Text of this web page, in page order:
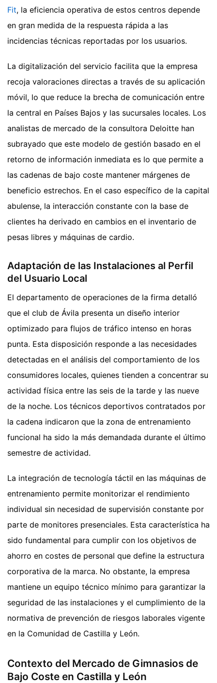
Fit, la eficiencia operativa de estos centros depende
en gran medida de la respuesta rápida a las
incidencias técnicas reportadas por los usuarios.
La digitalización del servicio facilita que la empresa
recoja valoraciones directas a través de su aplicación
móvil, lo que reduce la brecha de comunicación entre
la central en Países Bajos y las sucursales locales. Los
analistas de mercado de la consultora Deloitte han
subrayado que este modelo de gestión basado en el
retorno de información inmediata es lo que permite a
las cadenas de bajo coste mantener márgenes de
beneficio estrechos. En el caso específico de la capital
abulense, la interacción constante con la base de
clientes ha derivado en cambios en el inventario de
pesas libres y máquinas de cardio.
Adaptación de las Instalaciones al Perfil
del Usuario Local
El departamento de operaciones de la firma detalló
que el club de Ávila presenta un diseño interior
optimizado para flujos de tráfico intenso en horas
punta. Esta disposición responde a las necesidades
detectadas en el análisis del comportamiento de los
consumidores locales, quienes tienden a concentrar su
actividad física entre las seis de la tarde y las nueve
de la noche. Los técnicos deportivos contratados por
la cadena indicaron que la zona de entrenamiento
funcional ha sido la más demandada durante el último
semestre de actividad.
La integración de tecnología táctil en las máquinas de
entrenamiento permite monitorizar el rendimiento
individual sin necesidad de supervisión constante por
parte de monitores presenciales. Esta característica ha
sido fundamental para cumplir con los objetivos de
ahorro en costes de personal que define la estructura
corporativa de la marca. No obstante, la empresa
mantiene un equipo técnico mínimo para garantizar la
seguridad de las instalaciones y el cumplimiento de la
normativa de prevención de riesgos laborales vigente
en la Comunidad de Castilla y León.
Contexto del Mercado de Gimnasios de
Bajo Coste en Castilla y León